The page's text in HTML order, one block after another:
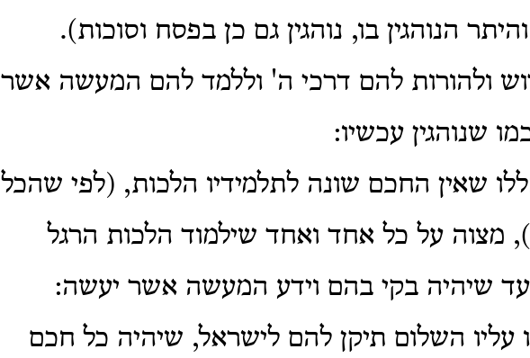
הנוהגין בו, נוהגין גם כן בפסח וסוכות).
ולהורות להם דרכי ה' וללמד להם המעשה אשר
שנוהגין עכשיו:
שאין החכם שונה לתלמידיו הלכות, (לפי שהכל
מצוה על כל אחד ואחד שילמוד הלכות הרגל
שיהיה בקי בהם וידע המעשה אשר יעשה:
עליו השלום תיקן להם לישראל, שיהיה כל חכם